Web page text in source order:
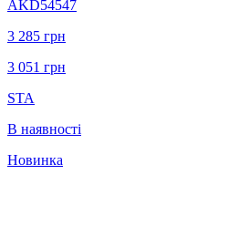
AKD54547
3 285 грн
3 051 грн
STA
В наявності
Новинка